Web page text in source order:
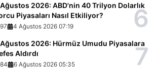
2026: ABD'nin 40 Trilyon Dolarlık
Piyasaları Nasıl Etkiliyor?
97 4 Ağustos 2026 07:19 6
2026: Hürmüz Umudu Piyasalara
Aldırdı
84 6 Ağustos 2026 05:35 7